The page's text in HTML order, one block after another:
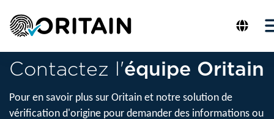
Contactez l'équipe Oritain
Pour en savoir plus sur Oritain et notre solution de
vérification d'origine pour demander des informations ou